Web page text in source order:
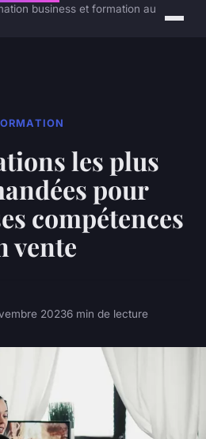
business et formation au
les plus
pour
compétences
vente
20236 min de lecture